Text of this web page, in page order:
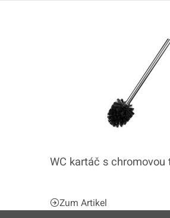
WC kartáč s chromovou
Zum Artikel